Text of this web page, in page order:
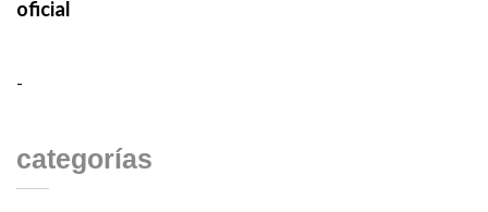
oficial
-
categorías